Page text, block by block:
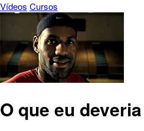
Vídeos Cursos
O que eu